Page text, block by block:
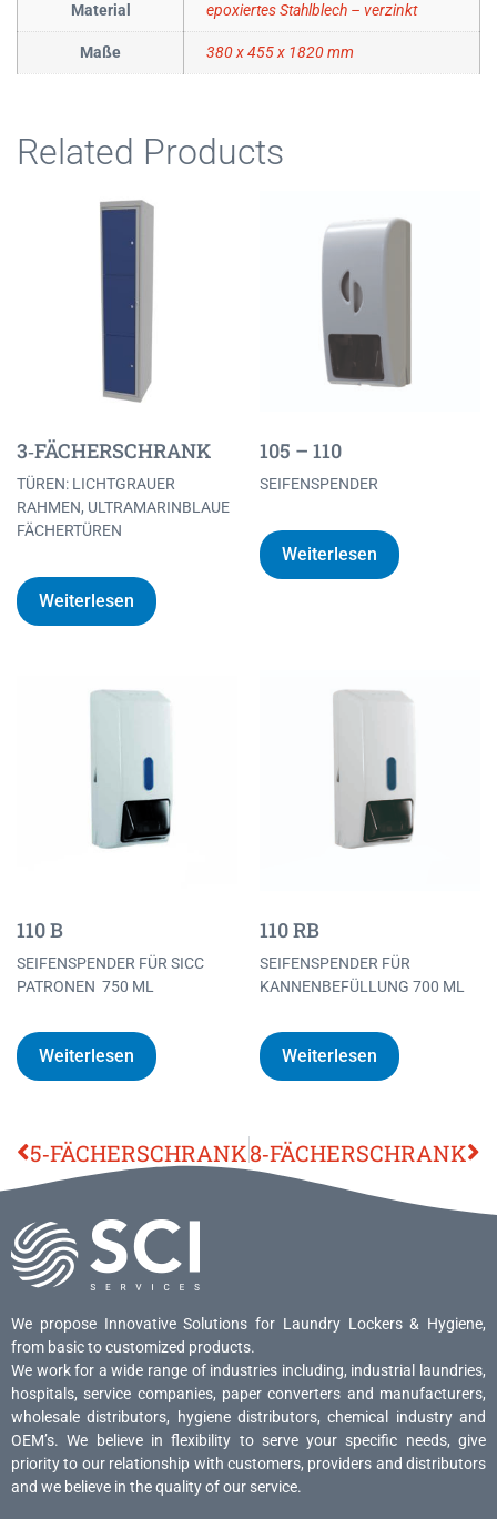
Material epoxiertes Stahlblech – verzinkt
Maße 380 x 455 x 1820 mm
Related Products
3‐FÄCHERSCHRANK
TÜREN: LICHTGRAUER
RAHMEN, ULTRAMARINBLAUE
FÄCHERTÜREN
Weiterlesen
105 – 110
SEIFENSPENDER
Weiterlesen
110 B
SEIFENSPENDER FÜR SICC
PATRONEN 750 ML
Weiterlesen
110 RB
SEIFENSPENDER FÜR
KANNENBEFÜLLUNG 700 ML
Weiterlesen
5‐FÄCHERSCHRANK8‐FÄCHERSCHRANK
We propose Innovative Solutions for Laundry Lockers & Hygiene,
from basic to customized products.
We work for a wide range of industries including, industrial laundries,
hospitals, service companies, paper converters and manufacturers,
wholesale distributors, hygiene distributors, chemical industry and
OEM’s. We believe in flexibility to serve your specific needs, give
priority to our relationship with customers, providers and distributors
and we believe in the quality of our service.